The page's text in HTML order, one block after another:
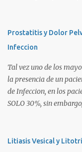
importante primero
CORRECTO
diversas, desde
precoz), obesidad, uso
simplemente vanidad o
a un pene MUY
OTRA ANOMALIA (Ver
Prostatitis y Dolor
Infeccion
Tal vez uno de los
la presencia de un
de Infeccion, en los
SOLO 30%, sin
1 o Prostatitis Aguda
Litiasis Vesical y